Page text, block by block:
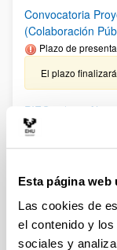
Esta página web
Las cookies de
el contenido y
sociales y
Convocatoria
(Colaboración
Plazo de
El plazo
PIFG20/23:”
Band Full Duplex
PIFG20/22:
Plazo de